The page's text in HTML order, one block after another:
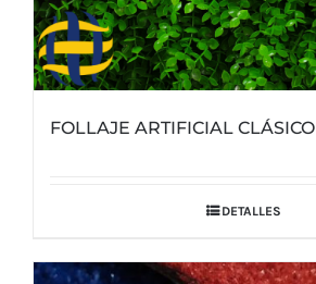
FOLLAJE ARTIFICIAL CLÁSICO
DETALLES